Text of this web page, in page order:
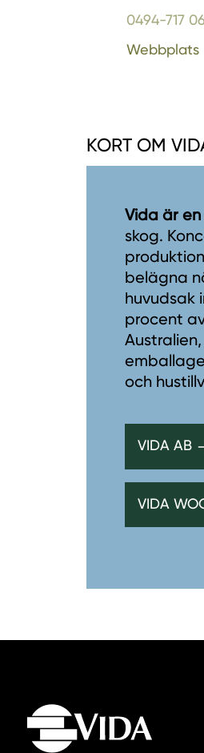
0494-717 06
Webbplats
KORT OM
Vida är
skog.
belägna
huvudsak
procent
och
VIDA AB
VIDA